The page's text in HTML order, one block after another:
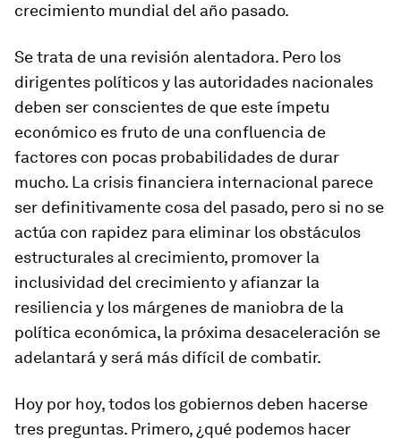
crecimiento mundial del año pasado.
Se trata de una revisión alentadora. Pero los
dirigentes políticos y las autoridades nacionales
deben ser conscientes de que este ímpetu
económico es fruto de una confluencia de
factores con pocas probabilidades de durar
mucho. La crisis financiera internacional parece
ser definitivamente cosa del pasado, pero si no se
actúa con rapidez para eliminar los obstáculos
estructurales al crecimiento, promover la
inclusividad del crecimiento y afianzar la
resiliencia y los márgenes de maniobra de la
política económica, la próxima desaceleración se
adelantará y será más difícil de combatir.
Hoy por hoy, todos los gobiernos deben hacerse
tres preguntas. Primero, ¿qué podemos hacer